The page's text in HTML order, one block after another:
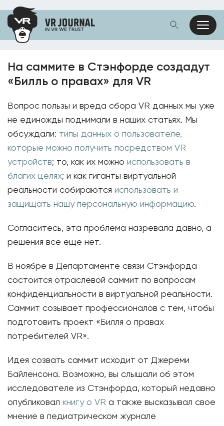
На саммите в Стэнфорде создадут
«Билль о правах» для VR
Вопрос пользы и вреда сбора VR данных мы уже
не единожды поднимали в наших статьях. Мы
обсуждали: типы данных о пользователе,
которые можно получить посредством VR
устройств; то, как их можно использовать в
благих целях; и как гиганты виртуальной
реальности собираются использовать и
защищать нашу персональную информацию.
Согласитесь, эта проблема назревала давно, а
решения все ещё нет.
В ноябре в Департаменте связи Стэнфорда
состоится отраслевой саммит по вопросам
конфиденциальности в виртуальной реальности.
Саммит созывает профессионалов с тем, чтобы
подготовить проект «Билля о правах
потребителей VR».
Идея созвать саммит исходит от Джереми
Байленсона. Возможно, вы слышали об этом
исследователе из Стэнфорда, который недавно
опубликовал книгу о VR а также высказывал свое
мнение в педиатрическом журнале